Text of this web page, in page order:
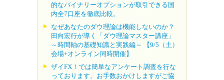
的なバイナリーオプションが取引できる国
内全7口座を徹底比較。
なぜあなたのダウ理論は機能しないのか？
田向宏行が導く「ダウ理論マスター講座」
～時間軸の基礎知識と実践編～ 【9/5（土）
会場+オンライン同時開催】
ザイFX！では簡単なアンケート調査を行な
っております。お手数おかけしますがご協